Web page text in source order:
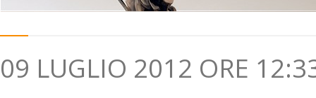
09 LUGLIO 2012 ORE